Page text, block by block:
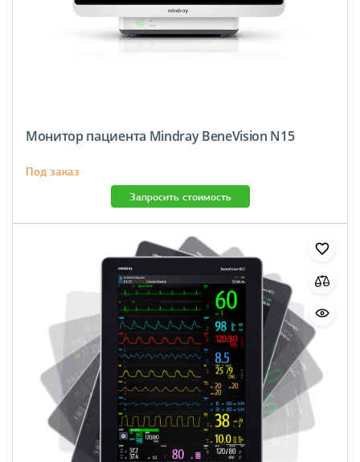
Монитор пациента Mindray BeneVision N15
Под заказ
Запросить стоимость